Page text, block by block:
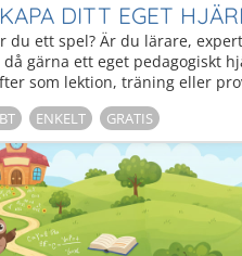
DITT EGET
du ett spel? Är du lärare,
då gärna ett eget pedagogiskt
som lektion, träning eller
ENKELT GRATIS